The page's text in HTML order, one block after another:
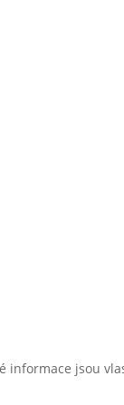
informace jsou